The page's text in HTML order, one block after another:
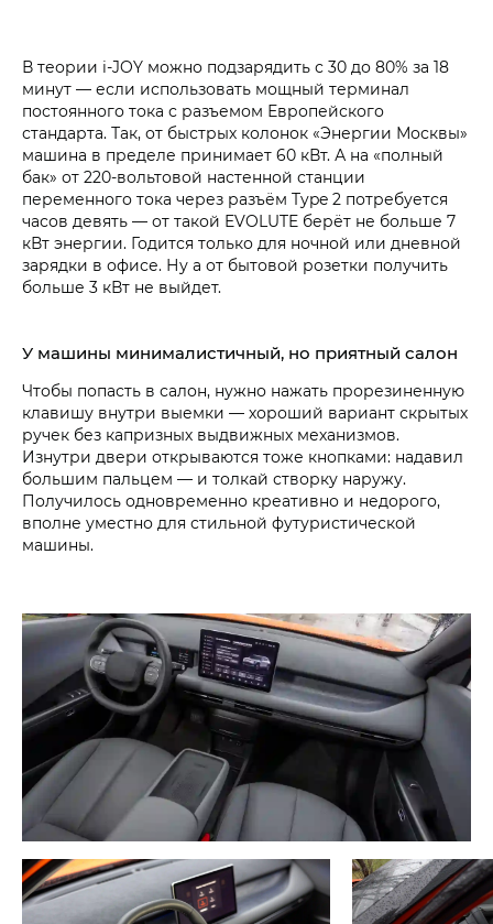
В теории i‑JOY можно подзарядить с 30 до 80% за 18
минут — если использовать мощный терминал
постоянного тока с разъемом Европейского
стандарта. Так, от быстрых колонок «Энергии Москвы»
машина в пределе принимает 60 кВт. А на «полный
бак» от 220-вольтовой настенной станции
переменного тока через разъём Type 2 потребуется
часов девять — от такой EVOLUTE берёт не больше 7
кВт энергии. Годится только для ночной или дневной
зарядки в офисе. Ну а от бытовой розетки получить
больше 3 кВт не выйдет.
У машины минималистичный, но приятный салон
Чтобы попасть в салон, нужно нажать прорезиненную
клавишу внутри выемки — хороший вариант скрытых
ручек без капризных выдвижных механизмов.
Изнутри двери открываются тоже кнопками: надавил
большим пальцем — и толкай створку наружу.
Получилось одновременно креативно и недорого,
вполне уместно для стильной футуристической
машины.